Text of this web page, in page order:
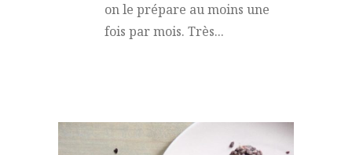
on le prépare au moins une
fois par mois. Très...